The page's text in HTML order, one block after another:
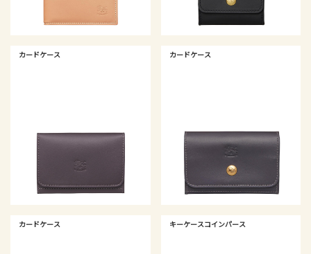
カードケース カードケース
カードケース キーケースコインパース